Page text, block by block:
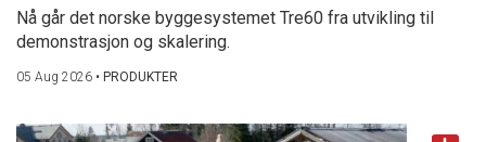
Nå går det norske byggesystemet Tre60 fra utvikling til
demonstrasjon og skalering.
05 Aug 2026 • PRODUKTER